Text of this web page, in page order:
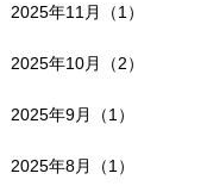
2025年11月（1）
2025年10月（2）
2025年9月（1）
2025年8月（1）